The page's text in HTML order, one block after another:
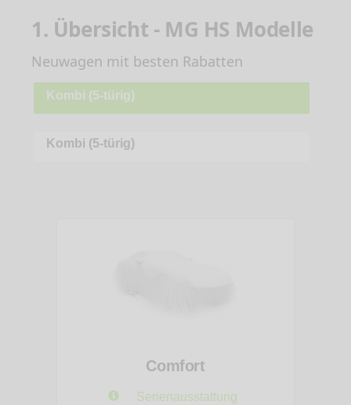
1. Übersicht - MG HS Modelle
Neuwagen mit besten Rabatten
Kombi (5-türig)
Kombi (5-türig)
Comfort
Serienausstattung